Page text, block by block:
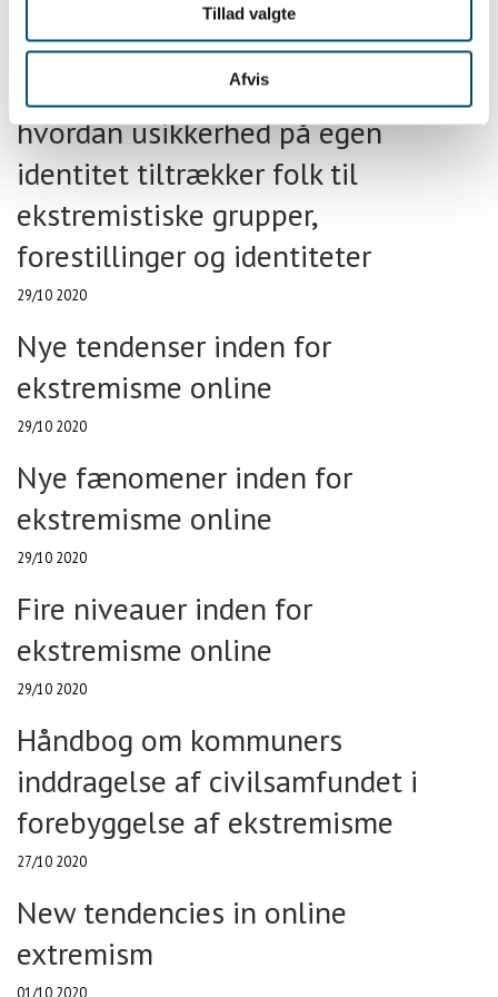
Tillad valgte
Afvis
06/11 2020
Fra usikkerhed til ekstremisme: Om
hvordan usikkerhed på egen
identitet tiltrækker folk til
ekstremistiske grupper,
forestillinger og identiteter
29/10 2020
Nye tendenser inden for
ekstremisme online
29/10 2020
Nye fænomener inden for
ekstremisme online
29/10 2020
Fire niveauer inden for
ekstremisme online
29/10 2020
Håndbog om kommuners
inddragelse af civilsamfundet i
forebyggelse af ekstremisme
27/10 2020
New tendencies in online
extremism
01/10 2020